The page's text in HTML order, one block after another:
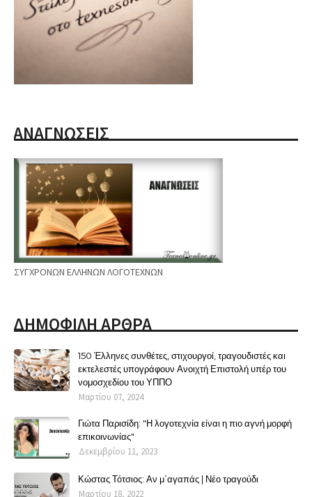
ΑΝΑΓΝΩΣΕΙΣ
ΣΥΓΧΡΟΝΩΝ ΕΛΛΗΝΩΝ ΛΟΓΟΤΕΧΝΩΝ
ΔΗΜΟΦΙΛΗ ΑΡΘΡΑ
150 Έλληνες συνθέτες, στιχουργοί, τραγουδιστές και
εκτελεστές υπογράφουν Ανοιχτή Επιστολή υπέρ του
νομοσχεδίου του ΥΠΠΟ
Μαρτίου 07, 2024
Γιώτα Παρισίδη: "Η λογοτεχνία είναι η πιο αγνή μορφή
επικοινωνίας"
Δεκεμβρίου 11, 2023
Κώστας Τότσιος: Αν μ΄αγαπάς | Νέο τραγούδι
Μαρτίου 18, 2022